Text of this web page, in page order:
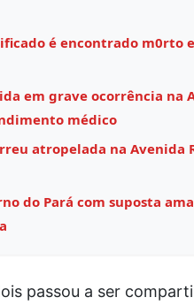
é encontrado m0rto
em grave ocorrência na
médico
atropelada na Avenida
do Pará com suposta
passou a ser